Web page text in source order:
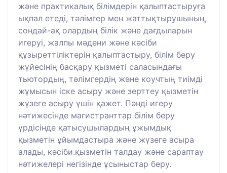
және практикалық білімдерін қалыптастыруға
ықпал етеді, тәлімгер мен жаттықтырушының,
сондай-ақ олардың білік және дағдыларын
игеруі, жалпы мәдени және кәсіби
құзыреттіліктерін қалыптастыру, білім беру
жүйесінің басқару қызметі саласындағы
тьютордың, тәлімгердің және коучтың тиімді
жұмысын іске асыру және зерттеу қызметін
жүзеге асыру үшін қажет. Пәнді игеру
нәтижесінде магистранттар білім беру
үрдісінде қатысушылардың ұжымдық
қызметін ұйымдастыра және жүзеге асыра
алады, кәсіби.қызметін талдау және сараптау
нәтижелері негізінде ұсыныстар беру.